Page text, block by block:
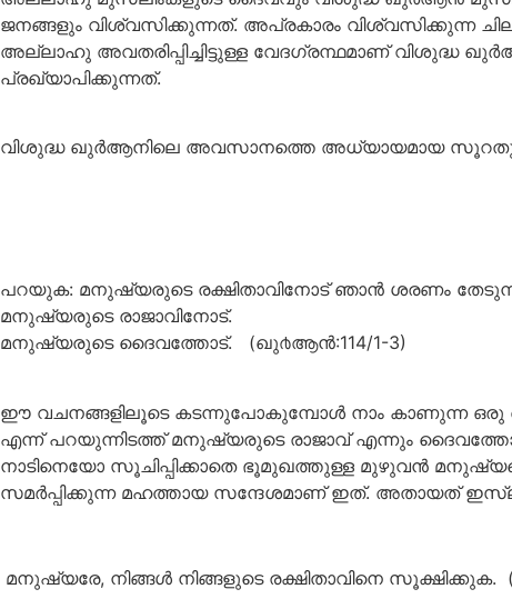
ജനങ്ങളും വിശ്വസിക്കുന്നത്. അപ്രകാരം
അല്ലാഹു അവതരിപ്പിച്ചിട്ടുള്ള വേദഗ്രന്ഥമാണ്
പ്രഖ്യാപിക്കുന്നത്.
വിശുദ്ധ ഖുര്‍ആനിലെ അവസാനത്തെ അധ്യായമായ
പറയുക: മനുഷ്യരുടെ രക്ഷിതാവിനോട് ഞാന്‍ ശരണം
മനുഷ്യരുടെ രാജാവിനോട്‌.
മനുഷ്യരുടെ ദൈവത്തോട്‌. (ഖു൪ആന്‍:114/1-3)
ഈ വചനങ്ങളിലൂടെ കടന്നുപോകുമ്പോള്‍ നാം കാണുന്ന ഒരു
എന്ന് പറയുന്നിടത്ത് മനുഷ്യരുടെ രാജാവ് എന്നും
നാടിനെയോ സൂചിപ്പിക്കാതെ ഭൂമുഖത്തുള്ള മുഴുവന്‍
സമര്‍പ്പിക്കുന്ന മഹത്തായ സന്ദേശമാണ് ഇത്. അതായത്
മനുഷ്യരേ, നിങ്ങള്‍ നിങ്ങളുടെ രക്ഷിതാവിനെ